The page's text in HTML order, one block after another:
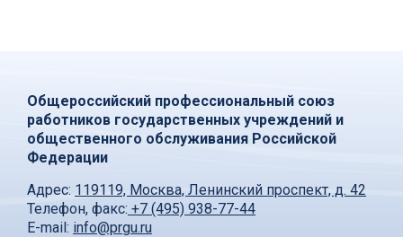
Общероссийский профессиональный союз
работников государственных учреждений и
общественного обслуживания Российской
Федерации
Адрес: 119119, Москва, Ленинский проспект, д. 42
Телефон, факс: +7 (495) 938-77-44
E-mail: info@prgu.ru